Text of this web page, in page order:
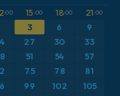
:00 15 :00 18:00 21:00
3 6 9
27 30
33
51 54
57
75 78 81
99 102 105